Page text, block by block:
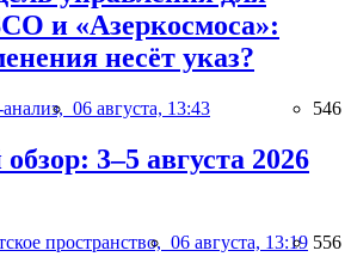
и «Азеркосмоса»:
несёт указ?
06 августа, 13:43 546
3–5 августа 2026
пространство, 06 августа, 13:19 556